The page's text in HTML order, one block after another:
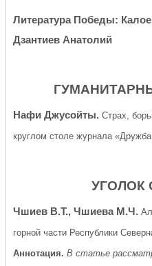
Литература Победы:
Дзантиев Анатолий
Нафи Джусойты. Страх,
круглом столе журнала
УГОЛОК
Чшиев В.Т., Чшиева М.Ч.
горной части Республики
Аннотация. В статье